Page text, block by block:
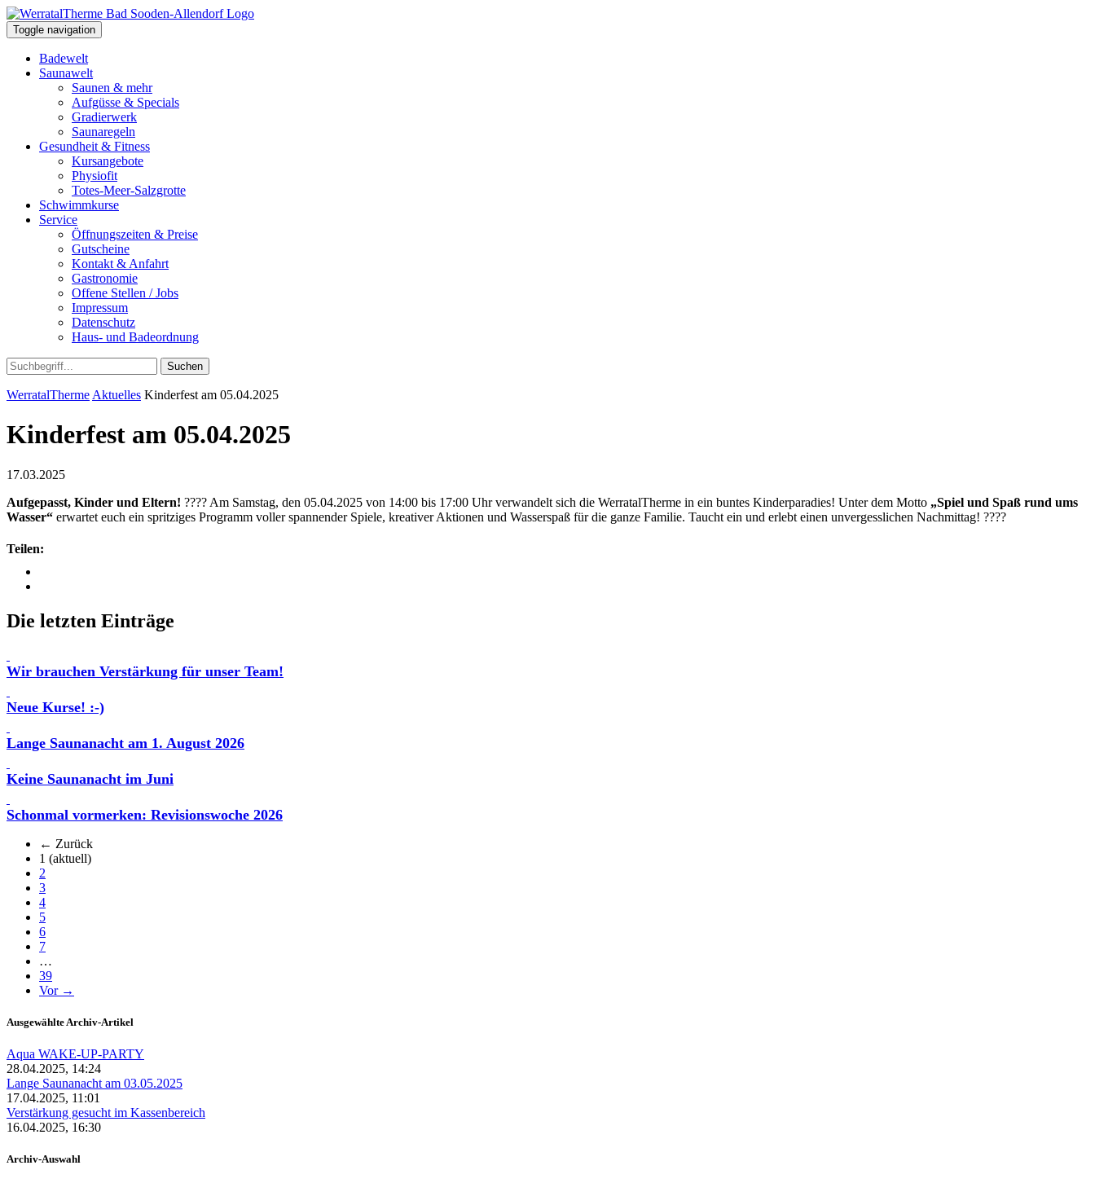
Toggle navigation
Badewelt
Saunawelt
Saunen & mehr
Aufgüsse & Specials
Gradierwerk
Saunaregeln
Gesundheit & Fitness
Kursangebote
Physiofit
Totes-Meer-Salzgrotte
Schwimmkurse
Service
Öffnungszeiten & Preise
Gutscheine
Kontakt & Anfahrt
Gastronomie
Offene Stellen / Jobs
Impressum
Datenschutz
Haus- und Badeordnung
Suchen
WerratalTherme Aktuelles Kinderfest am 05.04.2025
Kinderfest am 05.04.2025
17.03.2025
Aufgepasst, Kinder und Eltern! ???? Am Samstag, den 05.04.2025 von 14:00 bis 17:00 Uhr verwandelt sich die WerratalTherme in ein buntes Kinderparadies! Unter dem Motto „Spiel und Spaß rund ums
Wasser“ erwartet euch ein spritziges Programm voller spannender Spiele, kreativer Aktionen und Wasserspaß für die ganze Familie. Taucht ein und erlebt einen unvergesslichen Nachmittag! ????
Teilen:
Die letzten Einträge
Wir brauchen Verstärkung für unser Team!
Neue Kurse! :-)
Lange Saunanacht am 1. August 2026
Keine Saunanacht im Juni
Schonmal vormerken: Revisionswoche 2026
← Zurück
1 (aktuell)
2
3
4
5
6
7
…
39
Vor →
Ausgewählte Archiv-Artikel
Aqua WAKE-UP-PARTY
28.04.2025, 14:24
Lange Saunanacht am 03.05.2025
17.04.2025, 11:01
Verstärkung gesucht im Kassenbereich
16.04.2025, 16:30
Archiv-Auswahl